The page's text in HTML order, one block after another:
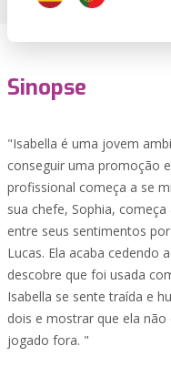
Sinopse
"Isabella é uma jovem
conseguir uma promoção
profissional começa a se
sua chefe, Sophia, começa
entre seus sentimentos
Lucas. Ela acaba cedendo
descobre que foi usada
Isabella se sente traída e
dois e mostrar que ela
jogado fora. "